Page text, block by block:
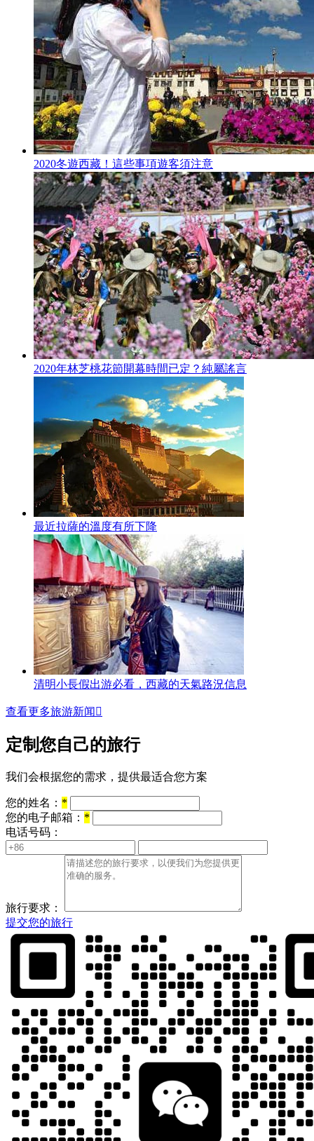
2020冬遊西藏！這些事項遊客須注意
2020年林芝桃花節開幕時間已定？純屬謠言
最近拉薩的溫度有所下降
清明小長假出游必看，西藏的天氣路況信息
查看更多旅游新闻 
定制您自己的旅行
我们会根据您的需求，提供最适合您方案
您的姓名： *
您的电子邮箱： *
电话号码：
旅行要求：
提交您的旅行